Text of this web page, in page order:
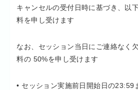
キャンセルの受付日時に基づき、以
料を申し受けます
なお、セッション当日にご連絡なく
料の 50%を申し受けます
• セッション実施前日開始日の23:59